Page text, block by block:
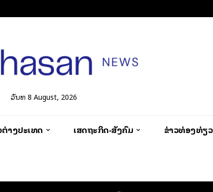
ວັນທີ 8 August, 2026
ຕ່າງປະເທດ ເສດຖະກິດ-ສັງຄົມ ຂ່າວທ່ອງທ່ຽວ